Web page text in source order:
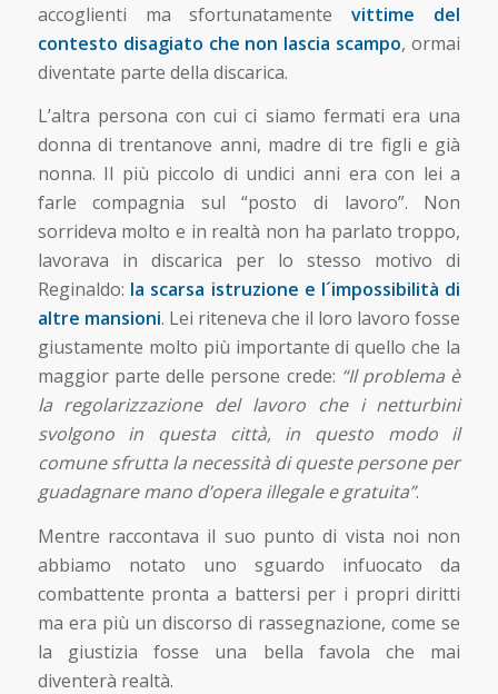
accoglienti ma sfortunatamentevittime del
contesto disagiato che non lascia scampo, ormai
diventate parte della discarica.
L’altra persona con cui ci siamo fermati era una
donna di trentanove anni, madre di tre figli e già
nonna. Il più piccolo di undici anni era con lei a
farle compagnia sul “posto di lavoro”. Non
sorrideva molto e in realtà non ha parlato troppo,
lavorava in discarica per lo stesso motivo di
Reginaldo: la scarsa istruzione e l´impossibilità di
altre mansioni. Lei riteneva che il loro lavoro fosse
giustamente molto più importante di quello che la
maggior parte delle persone crede: “Il problema è
la regolarizzazione del lavoro che i netturbini
svolgono in questa città, in questo modo il
comune sfrutta la necessità di queste persone per
guadagnare mano d’opera illegale e gratuita”.
Mentre raccontava il suo punto di vista noi non
abbiamo notato uno sguardo infuocato da
combattente pronta a battersi per i propri diritti
ma era più un discorso di rassegnazione, come se
la giustizia fosse una bella favola che mai
diventerà realtà.